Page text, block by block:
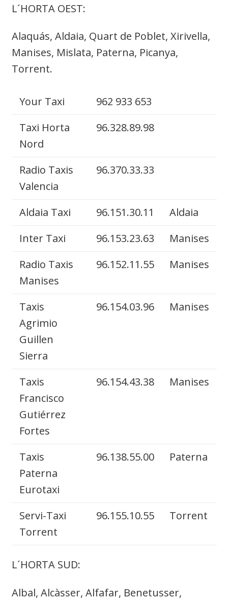
L´HORTA OEST:
Alaquás, Aldaia, Quart de Poblet, Xirivella,
Manises, Mislata, Paterna, Picanya,
Torrent.
Your Taxi
962 933 653
Taxi Horta
Nord
96.328.89.98
Radio Taxis
Valencia
96.370.33.33
Aldaia Taxi 96.151.30.11
Aldaia
Inter Taxi
96.153.23.63
Manises
Radio Taxis
Manises
96.152.11.55 Manises
Taxis
Agrimio
Guillen
Sierra
96.154.03.96 Manises
Taxis
Francisco
Gutiérrez
Fortes
96.154.43.38 Manises
Taxis
Paterna
Eurotaxi
96.138.55.00 Paterna
Servi-Taxi
Torrent
96.155.10.55 Torrent
L´HORTA SUD:
Albal, Alcàsser, Alfafar, Benetusser,